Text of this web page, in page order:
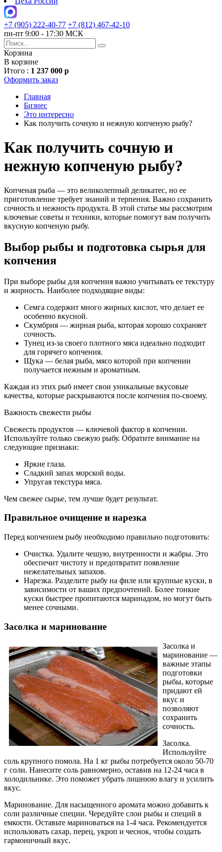
+7 (905) 222-40-77 +7 (812) 467-42-10
пн-пт 9:00 - 17:30 МСК
Корзина
В корзине
Итого : 1 237 000 р
Оформить заказ
Главная
Бизнес
Это интересно
Как получить сочную и нежную копченую рыбу?
Как получить сочную и
нежную копченую рыбу?
Копченая рыба — это великолепный деликатес, но ее
приготовление требует знаний и терпения. Важно сохранить
сочность и нежность продукта. В этой статье мы рассмотрим
ключевые советы и техники, которые помогут вам получить
вкусную копченую рыбу.
Выбор рыбы и подготовка сырья для
копчения
При выборе рыбы для копчения важно учитывать ее текстуру
и жирность. Наиболее подходящие виды:
Семга содержит много жирных кислот, что делает ее
особенно вкусной.
Скумбрия — жирная рыба, которая хорошо сохраняет
сочность.
Тунец из-за своего плотного мяса идеально подходит
для горячего копчения.
Щука — белая рыба, мясо которой при копчении
получается нежным и ароматным.
Каждая из этих рыб имеет свои уникальные вкусовые
качества, которые раскрываются после копчения по-своему.
Важность свежести рыбы
Свежесть продуктов — ключевой фактор в копчении.
Используйте только свежую рыбу. Обратите внимание на
следующие признаки:
Яркие глаза.
Сладкий запах морской воды.
Упругая текстура мяса.
Чем свежее сырье, тем лучше будет результат.
Правильное очищение и нарезка
Перед копчением рыбу необходимо правильно подготовить:
Очистка. Удалите чешую, внутренности и жабры. Это
обеспечит чистоту и предотвратит появление
нежелательных запахов.
Нарезка. Разделите рыбу на филе или крупные куски, в
зависимости от ваших предпочтений. Более тонкие
куски быстрее пропитаются маринадом, но могут быть
менее сочными.
Засолка и маринование
Засолка и
маринование —
важные этапы
подготовки
рыбы, которые
придают ей
вкус и
позволяют
сохранить
сочность.
Засолка.
Используйте
соль крупного помола. На 1 кг рыбы потребуется около 50-70
г соли. Нанесите соль равномерно, оставив на 12-24 часа в
холодильнике. Это поможет убрать лишнюю влагу и усилить
вкус.
Маринование. Для насыщенного аромата можно добавить к
соли различные специи. Чередуйте слои рыбы и специй в
емкости. Оставьте мариноваться на 1-4 часа. Рекомендуется
использовать сахар, перец, укроп и чеснок, чтобы создать
гармоничный вкус.